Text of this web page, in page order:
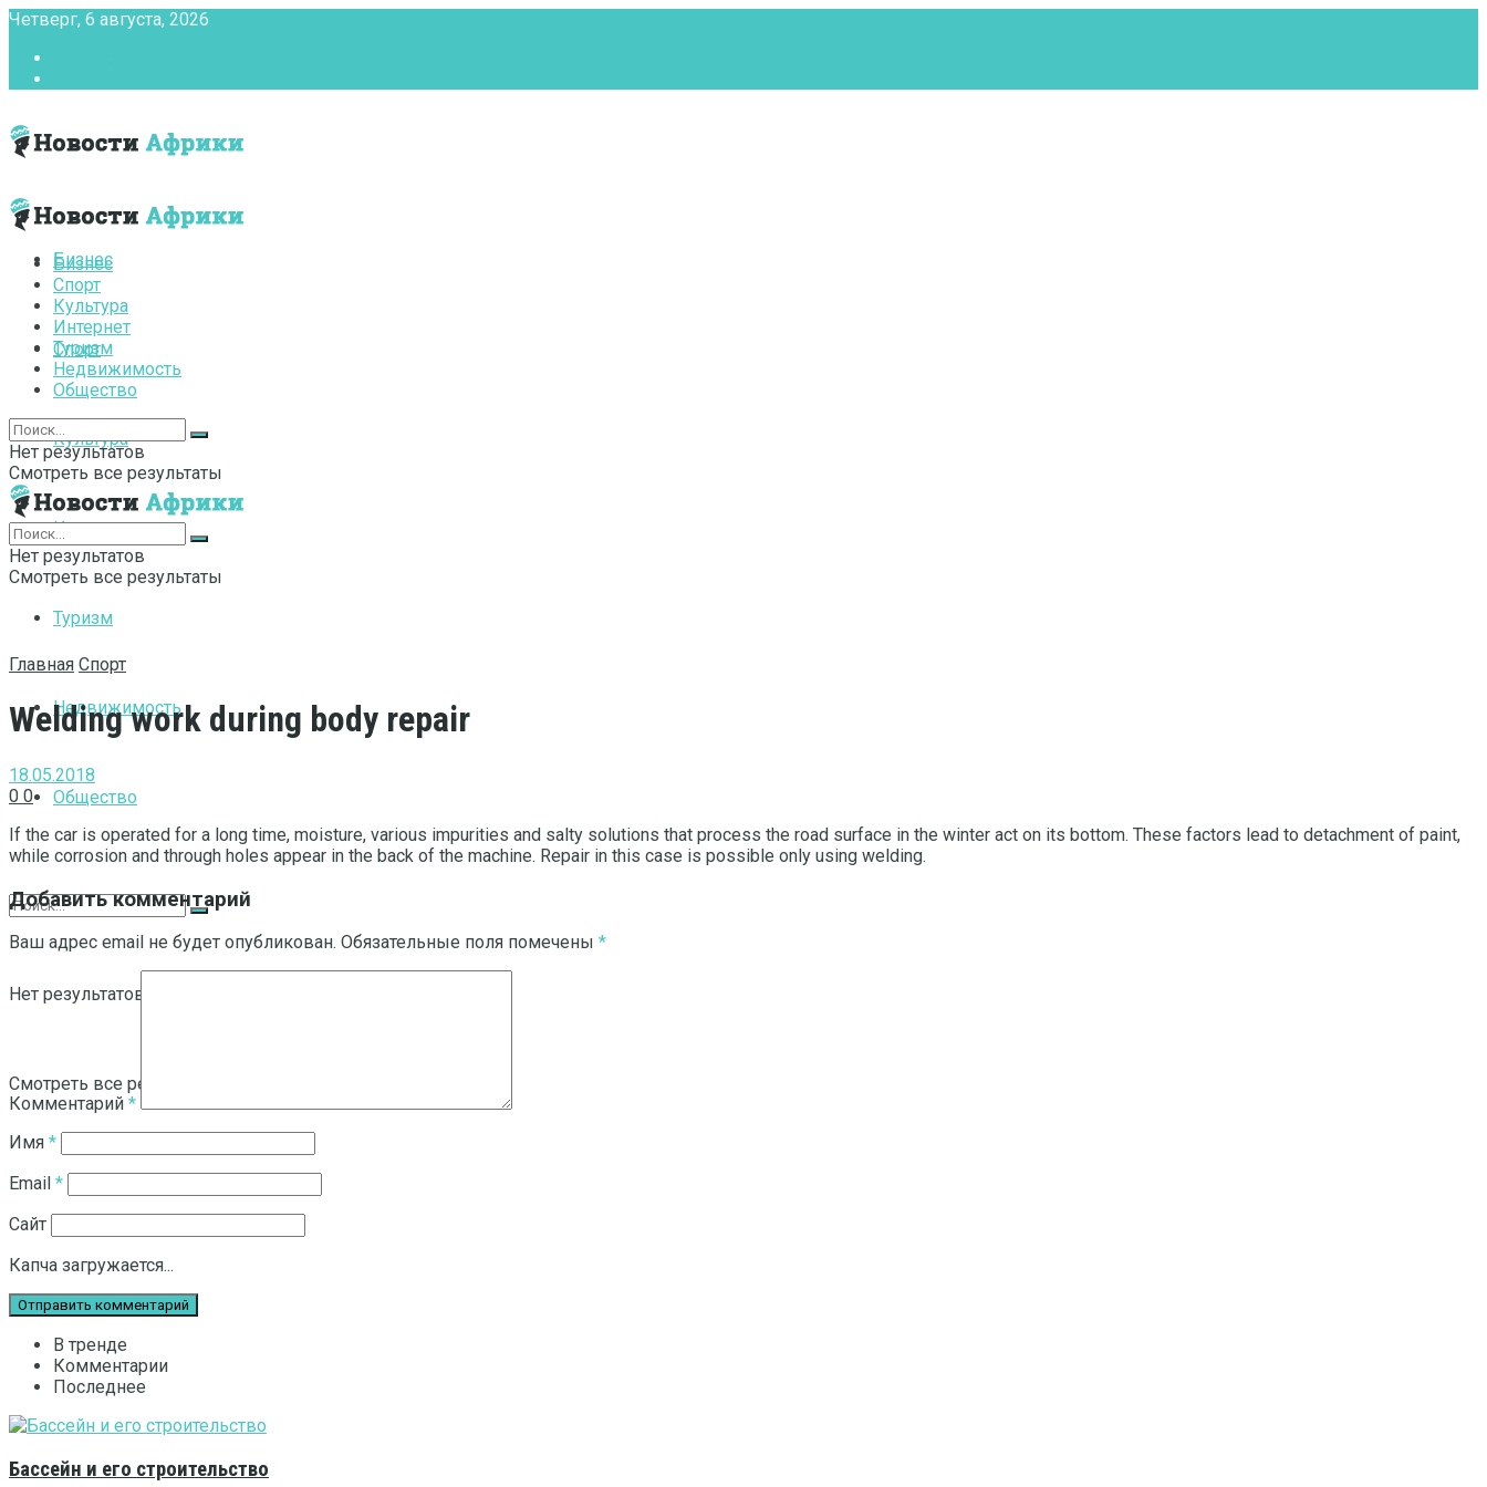
Четверг, 6 августа, 2026
Бизнес
Спорт
Культура
Интернет
Туризм
Недвижимость
Общество
Нет результатов
Смотреть все результаты
Бизнес
Спорт
Культура
Интернет
Туризм
Недвижимость
Общество
Нет результатов
Смотреть все результаты
Нет результатов
Смотреть все результаты
Главная Спорт
Welding work during body repair
18.05.2018
0 0
If the car is operated for a long time, moisture, various impurities and salty solutions that process the road surface in the winter act on its bottom. These factors lead to detachment of paint,
while corrosion and through holes appear in the back of the machine. Repair in this case is possible only using welding.
Добавить комментарий
Ваш адрес email не будет опубликован. Обязательные поля помечены *
Комментарий *
Имя *
Email *
Сайт
Капча загружается...
В тренде
Комментарии
Последнее
Бассейн и его строительство